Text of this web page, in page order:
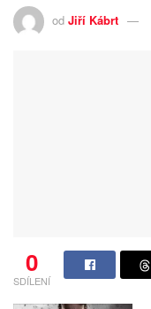
od Jiří Kábrt
0
SDÍLENÍ